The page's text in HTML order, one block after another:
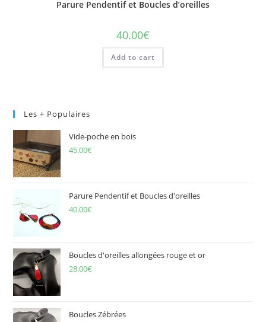
Parure Pendentif et Boucles d’oreilles
40.00€
Add to cart
Les + Populaires
Vide-poche en bois
45.00€
Parure Pendentif et Boucles d'oreilles
40.00€
Boucles d'oreilles allongées rouge et or
28.00€
Boucles Zébrées